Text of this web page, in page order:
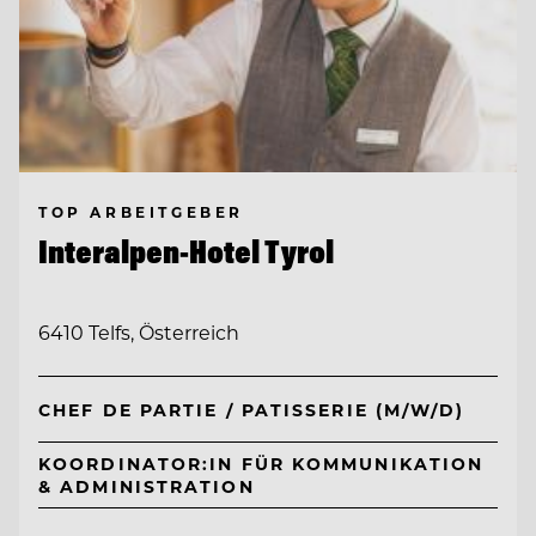
TOP ARBEITGEBER
Interalpen-Hotel Tyrol
6410 Telfs, Österreich
CHEF DE PARTIE / PATISSERIE (M/W/D)
KOORDINATOR:IN FÜR KOMMUNIKATION
& ADMINISTRATION